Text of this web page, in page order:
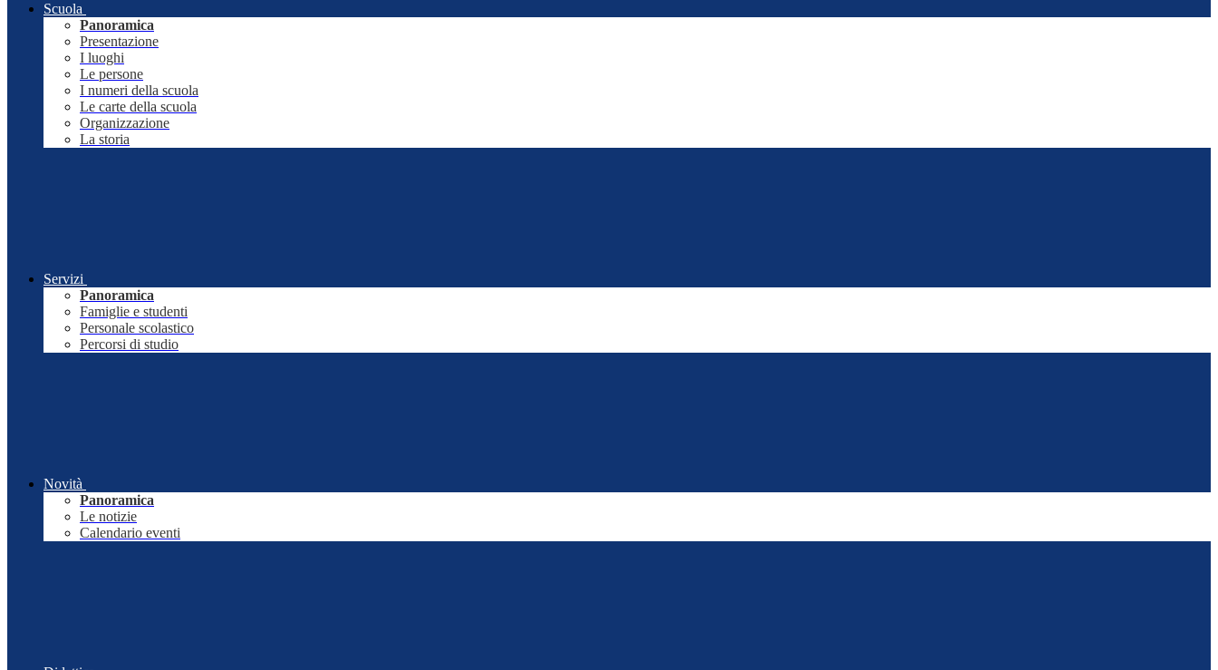
Scuola
Panoramica
Presentazione
I luoghi
Le persone
I numeri della scuola
Le carte della scuola
Organizzazione
La storia
Servizi
Panoramica
Famiglie e studenti
Personale scolastico
Percorsi di studio
Novità
Panoramica
Le notizie
Calendario eventi